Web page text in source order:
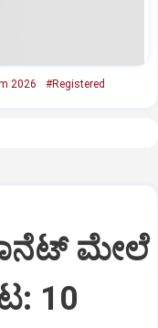
2026 #Registered
ಮೇಲೆ
10